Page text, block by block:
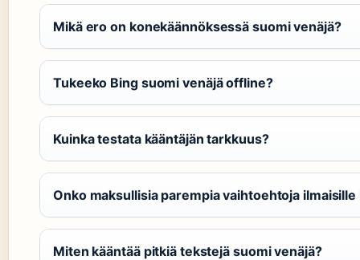
Mikä ero on konekäännöksessä suomi venäjä?
Tukeeko Bing suomi venäjä offline?
Kuinka testata kääntäjän tarkkuus?
Onko maksullisia parempia vaihtoehtoja ilmaisille
Miten kääntää pitkiä tekstejä suomi venäjä?